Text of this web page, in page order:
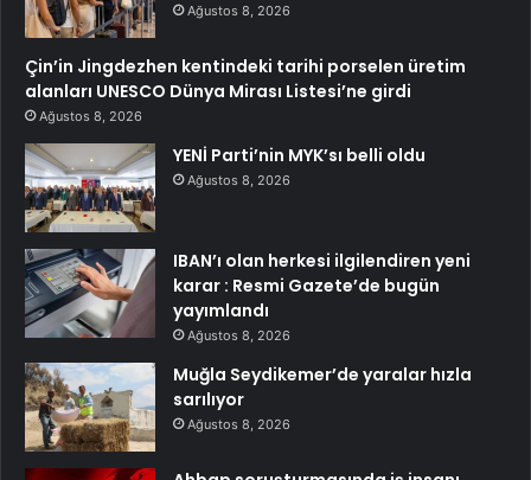
Ağustos 8, 2026
Çin’in Jingdezhen kentindeki tarihi porselen üretim
alanları UNESCO Dünya Mirası Listesi’ne girdi
Ağustos 8, 2026
YENİ Parti’nin MYK’sı belli oldu
Ağustos 8, 2026
IBAN’ı olan herkesi ilgilendiren yeni
karar : Resmi Gazete’de bugün
yayımlandı
Ağustos 8, 2026
Muğla Seydikemer’de yaralar hızla
sarılıyor
Ağustos 8, 2026